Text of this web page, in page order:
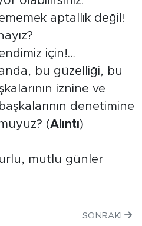
aptallık değil!
için!…
anda, bu güzelliği, bu
iznine ve
denetimine
(Alıntı)
mutlu günler
SONRAKI